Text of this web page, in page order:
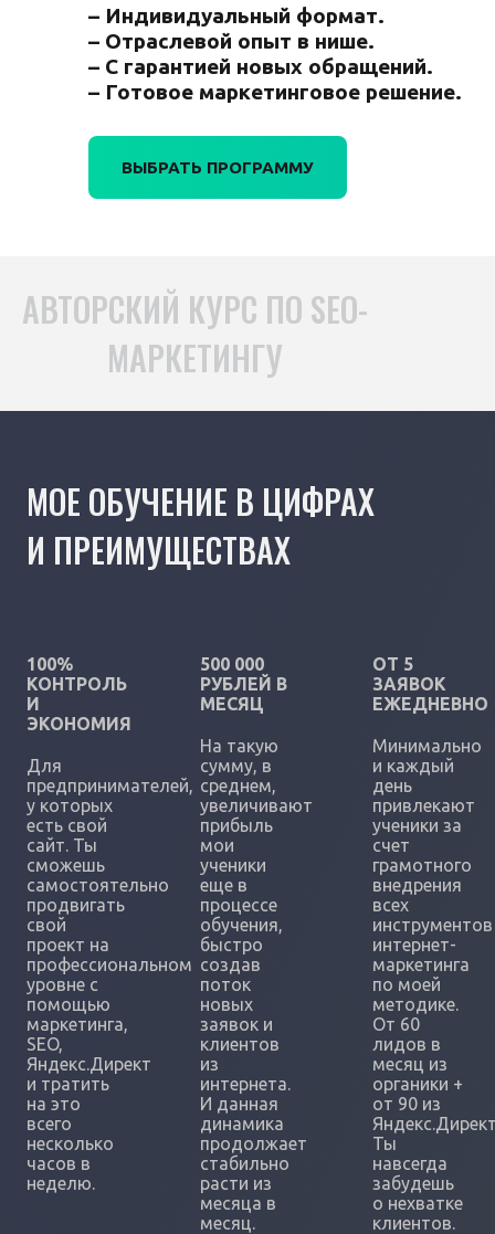
– Индивидуальный формат.
– Отраслевой опыт в нише.
– С гарантией новых обращений.
– Готовое маркетинговое решение.
ВЫБРАТЬ ПРОГРАММУ
АВТОРСКИЙ КУРС ПО SEO-
МАРКЕТИНГУ
МОЕ ОБУЧЕНИЕ В ЦИФРАХ
И ПРЕИМУЩЕСТВАХ
100%
КОНТРОЛЬ
И
ЭКОНОМИЯ
Для
предпринимателей,
у которых
есть свой
сайт. Ты
сможешь
самостоятельно
продвигать
свой
проект на
профессиональном
уровне с
помощью
маркетинга,
SEO,
Яндекс.Директ
и тратить
на это
всего
несколько
часов в
неделю.
500 000
РУБЛЕЙ В
МЕСЯЦ
На такую
сумму, в
среднем,
увеличивают
прибыль
мои
ученики
еще в
процессе
обучения,
быстро
создав
поток
новых
заявок и
клиентов
из
интернета.
И данная
динамика
продолжает
стабильно
расти из
месяца в
месяц.
ОТ 5
ЗАЯВОК
ЕЖЕДНЕВНО
Минимально
и каждый
день
привлекают
ученики за
счет
грамотного
внедрения
всех
инструментов
интернет-
маркетинга
по моей
методике.
От 60
лидов в
месяц из
органики +
от 90 из
Ты
навсегда
забудешь
о нехватке
клиентов.